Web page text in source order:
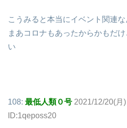
こうみると本当にイベント関連
まあコロナもあったからかもだ
い
108: 最低人類０号 2021/12/20(月
ID:1qeposs20